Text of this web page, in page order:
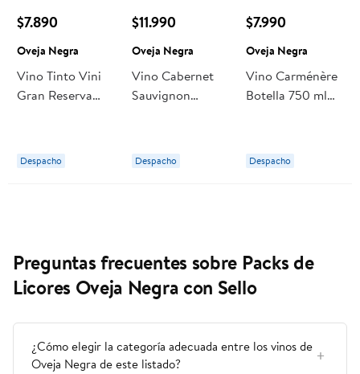
$7.890
Oveja Negra
Vino Tinto Vini
Gran Reserva
Botella 750 ml
Oveja Negra
Despacho
$11.990
Oveja Negra
Vino Cabernet
Sauvignon
Despacho
$7.990
Oveja Negra
Vino Carménère
Botella 750 ml
Despacho
Preguntas frecuentes sobre Packs de
Licores Oveja Negra con Sello
¿Cómo elegir la categoría adecuada entre los vinos de
Oveja Negra de este listado?